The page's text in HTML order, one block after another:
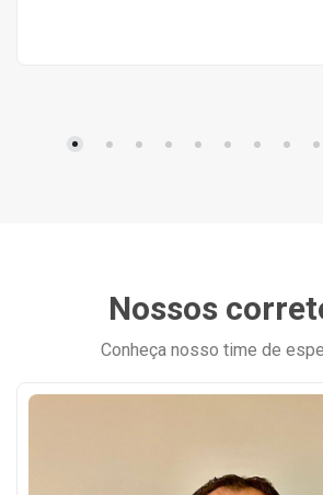
Nossos
Conheça nosso time de